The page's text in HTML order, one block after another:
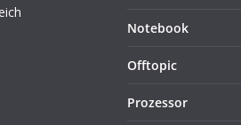
Notebook
Offtopic
Prozessor